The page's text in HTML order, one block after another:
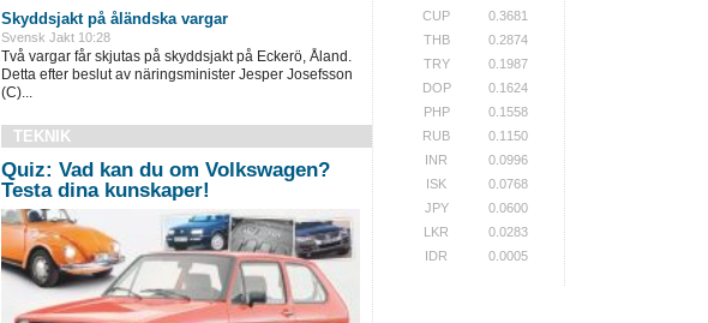
Skyddsjakt på åländska vargar
Svensk Jakt 10:28
Två vargar får skjutas på skyddsjakt på Eckerö, Åland.
Detta efter beslut av näringsminister Jesper Josefsson
(C)...
TEKNIK
Quiz: Vad kan du om Volkswagen?
Testa dina kunskaper!
CUP
0.3681
THB
0.2874
TRY
0.1987
DOP
0.1624
PHP
0.1558
RUB
0.1150
INR
0.0996
ISK
0.0768
JPY
0.0600
LKR
0.0283
IDR
0.0005